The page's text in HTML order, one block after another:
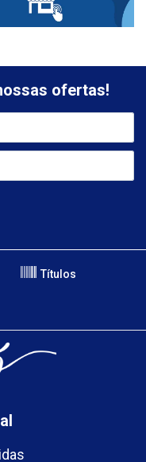
ofertas!
Títulos